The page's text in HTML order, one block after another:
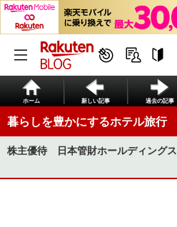
ホーム 新しい記事 過去の記事
暮らしを豊かにするホテル旅行
株主優待 日本管財ホールディングス